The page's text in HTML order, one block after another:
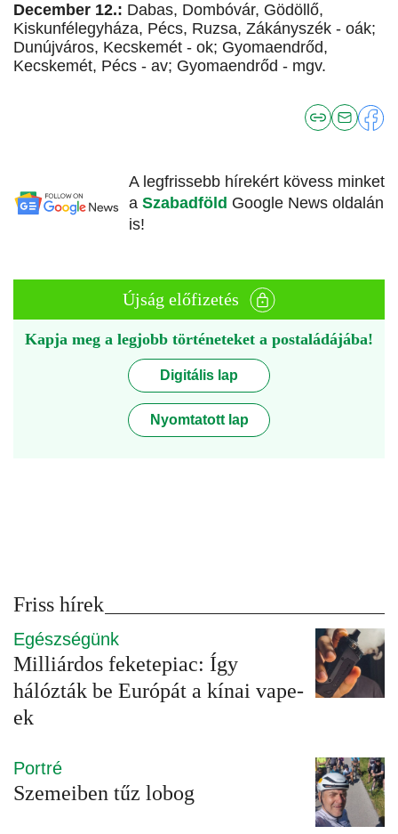
December 12.: Dabas, Dombóvár, Gödöllő,
Kiskunfélegyháza, Pécs, Ruzsa, Zákányszék - oák;
Dunújváros, Kecskemét - ok; Gyomaendrőd,
Kecskemét, Pécs - av; Gyomaendrőd - mgv.
A legfrissebb hírekért kövess minket
a Szabadföld Google News oldalán
is!
Újság előfizetés
Kapja meg a legjobb történeteket a postaládájába!
Digitális lap
Nyomtatott lap
Friss hírek
Egészségünk
Milliárdos feketepiac: Így
hálózták be Európát a kínai vape-
ek
Portré
Szemeiben tűz lobog